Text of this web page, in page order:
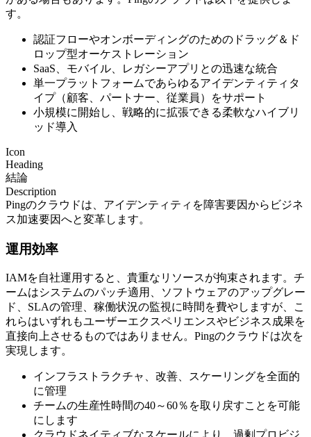
す。
認証フローやオンボーディングのためのドラッグ＆ド
ロップ型オーケストレーション
SaaS、モバイル、レガシーアプリとの迅速な統合
単一プラットフォームであらゆるアイデンティティタ
イプ（顧客、パートナー、従業員）をサポート
小規模に開始し、戦略的に拡張できる柔軟なハイブリ
ッド導入
Icon
Heading
結論
Description
Pingのクラウドは、アイデンティティを障害要因からビジネ
ス加速要因へと変革します。
運用効率
IAMを自社運用すると、貴重なリソースが拘束されます。チ
ームはシステムのパッチ適用、ソフトウェアのアップグレー
ド、SLAの管理、稼働状況の監視に時間を費やしますが、こ
れらはいずれもユーザーエクスペリエンスやビジネス成果を
直接向上させるものではありません。Pingのクラウドは次を
実現します。
インフラストラクチャ、改善、スケーリングを全面的
に管理
チームの生産性時間の40～60％を取り戻すことを可能
にします